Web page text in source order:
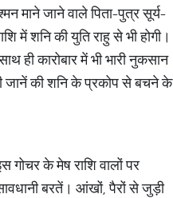
माने जाने वाले पिता-पुत्र सूर्य-
में शनि की युति राहु से भी होगी।
ही कारोबार में भी भारी नुकसान
जानें की शनि के प्रकोप से बचने के
के मेष राशि वालों पर
बरतें। आंखों, पैरों से जुड़ी